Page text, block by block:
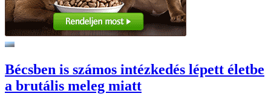
Bécsben is számos intézkedés lépett életbe
a brutális meleg miatt